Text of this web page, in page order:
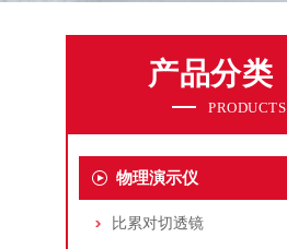
产品分类
PRODUCTS
物理演示仪
比累对切透镜